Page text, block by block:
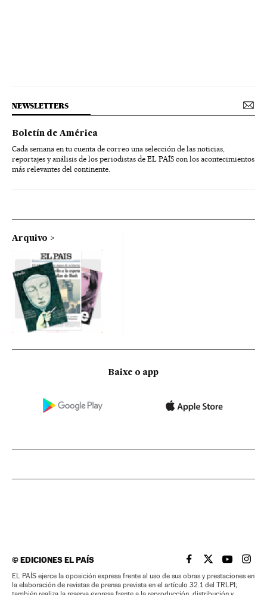
NEWSLETTERS
Boletín de América
Cada semana en tu cuenta de correo una selección de las noticias,
reportajes y análisis de los periodistas de EL PAÍS con los acontecimientos
más relevantes del continente.
Arquivo
Baixe o app
©EDICIONES EL PAÍS EL PAÍS BRASIL EN
EL PAÍSEL PAÍS
EL
EL PAÍS ejerce la oposición expresa frente al uso de sus obras y prestaciones en
la elaboración de revistas de prensa prevista en el artículo 32.1 del TRLPI;